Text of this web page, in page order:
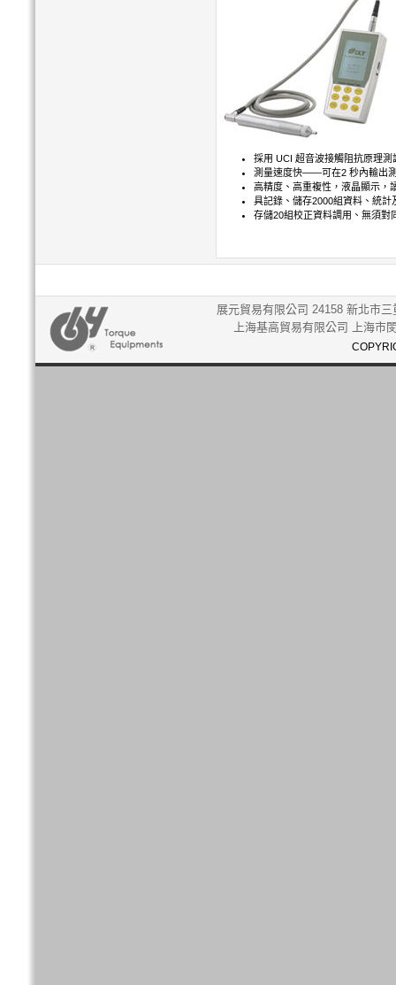
採用 UCI 超音波接觸阻抗原理
測量速度快——可在2 秒內輸出
高精度、高重複性，液晶顯示，
具記錄、儲存2000組資料、統計
存儲20組校正資料調用、無須對
展元貿易有限公司 24158 新北市
上海基高貿易有限公司 上海